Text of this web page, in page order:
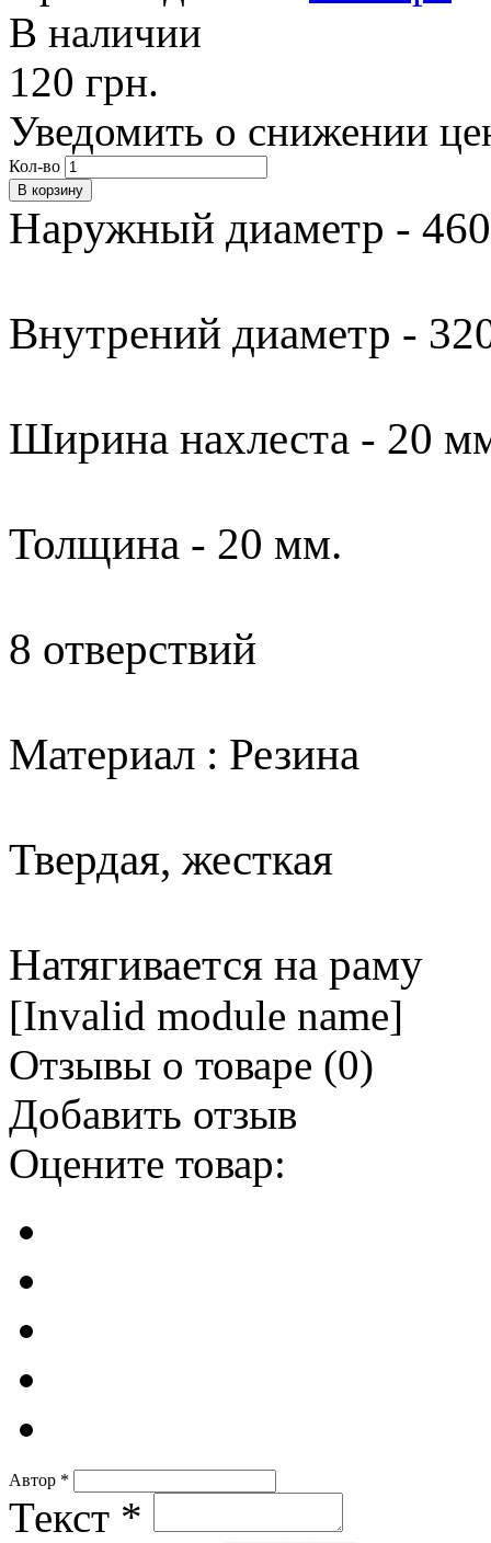
В наличии
120 грн.
Уведомить о снижении
Кол-во
Наружный диаметр -
Внутрений диаметр -
Ширина нахлеста - 20
Толщина - 20 мм.
8 отверствий
Материал : Резина
Твердая, жесткая
Натягивается на раму
[Invalid module name]
Отзывы о товаре (0)
Добавить отзыв
Оцените товар:
Автор *
Текст *